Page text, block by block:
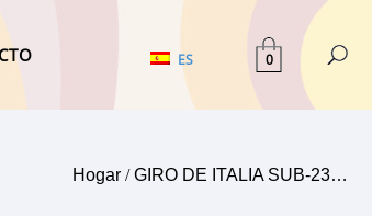
ES 0
Hogar /GIRO DE ITALIA SUB-23…